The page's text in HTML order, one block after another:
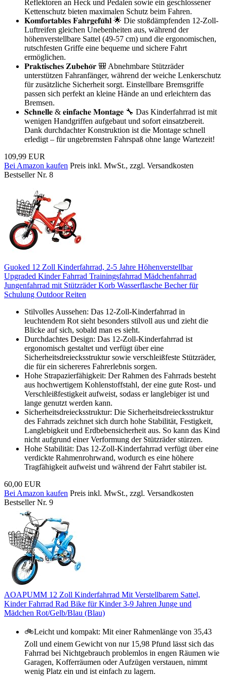
Reflektoren an Heck und Pedalen sowie ein geschlossener
Kettenschutz bieten maximalen Schutz beim Fahren.
𝐊𝐨𝐦𝐟𝐨𝐫𝐭𝐚𝐛𝐥𝐞𝐬 𝐅𝐚𝐡𝐫𝐠𝐞𝐟𝐮̈𝐡𝐥 🌟 Die stoßdämpfenden 12-Zoll-
Luftreifen gleichen Unebenheiten aus, während der
höhenverstellbare Sattel (49-57 cm) und die ergonomischen,
rutschfesten Griffe eine bequeme und sichere Fahrt
ermöglichen.
𝐏𝐫𝐚𝐤𝐭𝐢𝐬𝐜𝐡𝐞𝐬 𝐙𝐮𝐛𝐞𝐡𝐨̈𝐫 🎒 Abnehmbare Stützräder
unterstützen Fahranfänger, während der weiche Lenkerschutz
für zusätzliche Sicherheit sorgt. Einstellbare Bremsgriffe
passen sich perfekt an kleine Hände an und erleichtern das
Bremsen.
𝐒𝐜𝐡𝐧𝐞𝐥𝐥𝐞 & 𝐞𝐢𝐧𝐟𝐚𝐜𝐡𝐞 𝐌𝐨𝐧𝐭𝐚𝐠𝐞 🔧 Das Kinderfahrrad ist mit
wenigen Handgriffen aufgebaut und sofort einsatzbereit.
Dank durchdachter Konstruktion ist die Montage schnell
erledigt – für ungebremsten Fahrspaß ohne lange Wartezeit!
109,99 EUR
Bei Amazon kaufen Preis inkl. MwSt., zzgl. Versandkosten
Bestseller Nr. 8
Guoked 12 Zoll Kinderfahrrad, 2-5 Jahre Höhenverstellbar
Upgraded Kinder Fahrrad Trainingsfahrrad Mädchenfahrrad
Jungenfahrrad mit Stützräder Korb Wasserflasche Becher für
Schulung Outdoor Reiten
Stilvolles Aussehen: Das 12-Zoll-Kinderfahrrad in
leuchtendem Rot sieht besonders stilvoll aus und zieht die
Blicke auf sich, sobald man es sieht.
Durchdachtes Design: Das 12-Zoll-Kinderfahrrad ist
ergonomisch gestaltet und verfügt über eine
Sicherheitsdreiecksstruktur sowie verschleißfeste Stützräder,
die für ein sichereres Fahrerlebnis sorgen.
Hohe Strapazierfähigkeit: Der Rahmen des Fahrrads besteht
aus hochwertigem Kohlenstoffstahl, der eine gute Rost- und
Verschleißfestigkeit aufweist, sodass er langlebiger ist und
lange genutzt werden kann.
Sicherheitsdreiecksstruktur: Die Sicherheitsdreiecksstruktur
des Fahrrads zeichnet sich durch hohe Stabilität, Festigkeit,
Langlebigkeit und Erdbebensicherheit aus. So kann das Kind
nicht aufgrund einer Verformung der Stützräder stürzen.
Hohe Stabilität: Das 12-Zoll-Kinderfahrrad verfügt über eine
verdickte Rahmenrohrwand, wodurch es eine höhere
Tragfähigkeit aufweist und während der Fahrt stabiler ist.
60,00 EUR
Bei Amazon kaufen Preis inkl. MwSt., zzgl. Versandkosten
Bestseller Nr. 9
AOAPUMM 12 Zoll Kinderfahrrad Mit Verstellbarem Sattel,
Kinder Fahrrad Rad Bike für Kinder 3-9 Jahren Junge und
Mädchen Rot/Gelb/Blau (Blau)
🚲Leicht und kompakt: Mit einer Rahmenlänge von 35,43
Zoll und einem Gewicht von nur 15,98 Pfund lässt sich das
Fahrrad bei Nichtgebrauch problemlos in engen Räumen wie
Garagen, Kofferräumen oder Aufzügen verstauen, nimmt
wenig Platz ein und ist einfach zu lagern.